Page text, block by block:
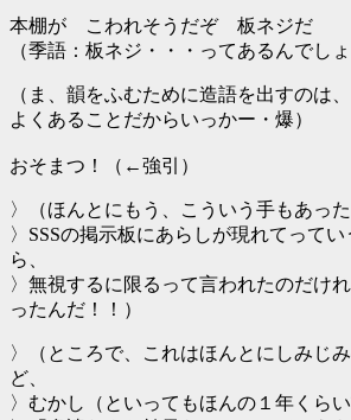
本棚が こわれそうだぞ 板ネジだ
（季語：板ネジ・・・ってあるんでしょ
（ま、韻をふむために造語を出すのは、
よくあることだからいっかー・爆）
おそまつ！（←強引）
〉（ほんとにもう、こういう手もあった
〉SSSの掲示板にあらしが現れてって
ら、
〉無視するに限るって言われたのだけ
ったんだ！！）
〉（ところで、これはほんとにしみじ
ど、
〉むかし（といってもほんの１年くら